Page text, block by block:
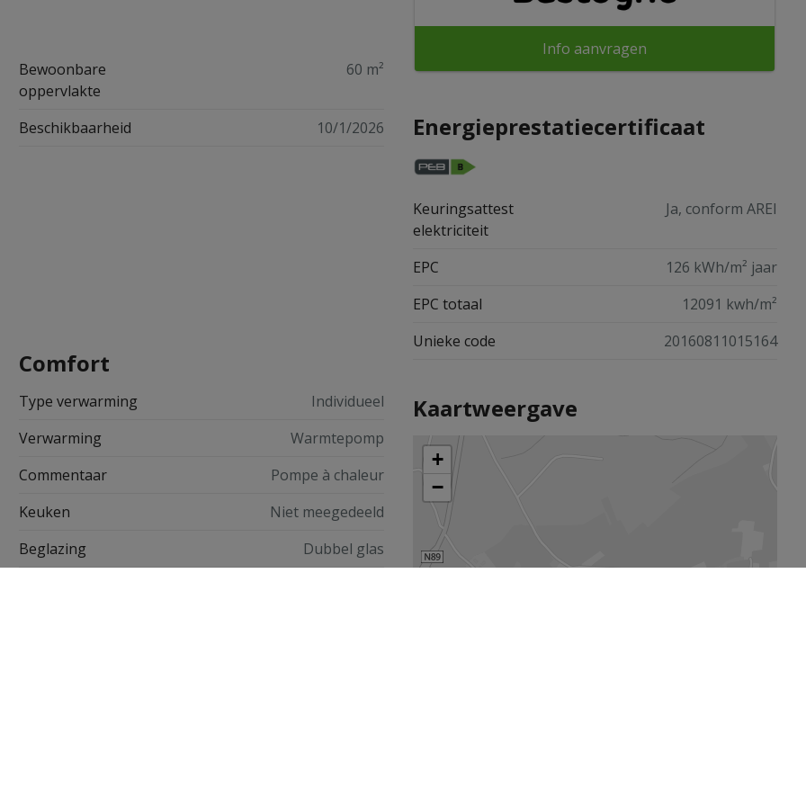
Bewoonbare
oppervlakte
60 m²
Beschikbaarheid 10/1/2026
Comfort
Type verwarming
Individueel
Verwarming
Warmtepomp
Commentaar
Pompe à chaleur
Keuken
Niet meegedeeld
Beglazing
Dubbel glas
Info aanvragen
Energieprestatiecertificaat
Keuringsattest
elektriciteit
Ja, conform AREI
EPC
126 kWh/m² jaar
EPC totaal
12091 kwh/m²
Unieke code
20160811015164
Kaartweergave